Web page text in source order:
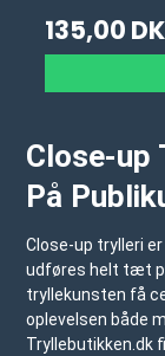
135,00
Close-
På
Close-up trylleri
udføres helt tæt
tryllekunsten få
oplevelsen både
Tryllebutikken.dk